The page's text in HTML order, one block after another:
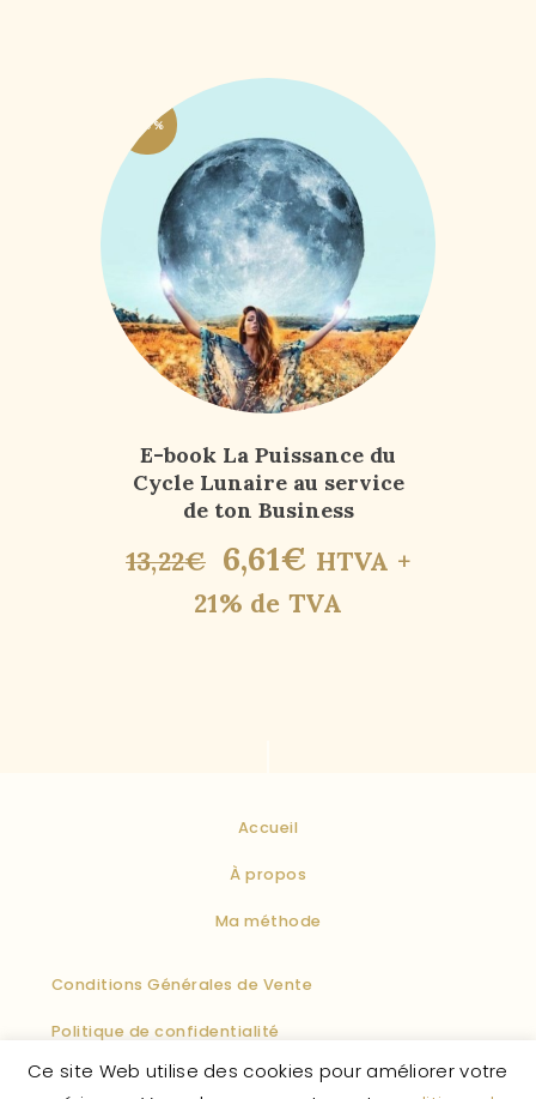
-50%
E-book La Puissance du
Cycle Lunaire au service
de ton Business
13,22€ 6,61€ HTVA +
21% de TVA
Accueil
À propos
Ma méthode
Conditions Générales de Vente
Politique de confidentialité
Politique des cookies Mentions légales F.A.Q
Ce site Web utilise des cookies pour améliorer votre